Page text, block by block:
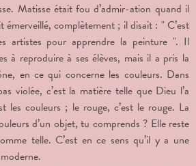
Matisse était fou d’admir-ation quand il
émerveillé, complètement ; il disait : " C’est
artistes pour apprendre la peinture ". Il
à reproduire à ses élèves, mais il a pris la
en ce qui concerne les couleurs. Dans
violée, c’est la matière telle que Dieu l’a
les couleurs ; le rouge, c’est le rouge. La
d’un objet, tu comprends ? Elle reste
telle. C’est en ce sens qu’il y a une